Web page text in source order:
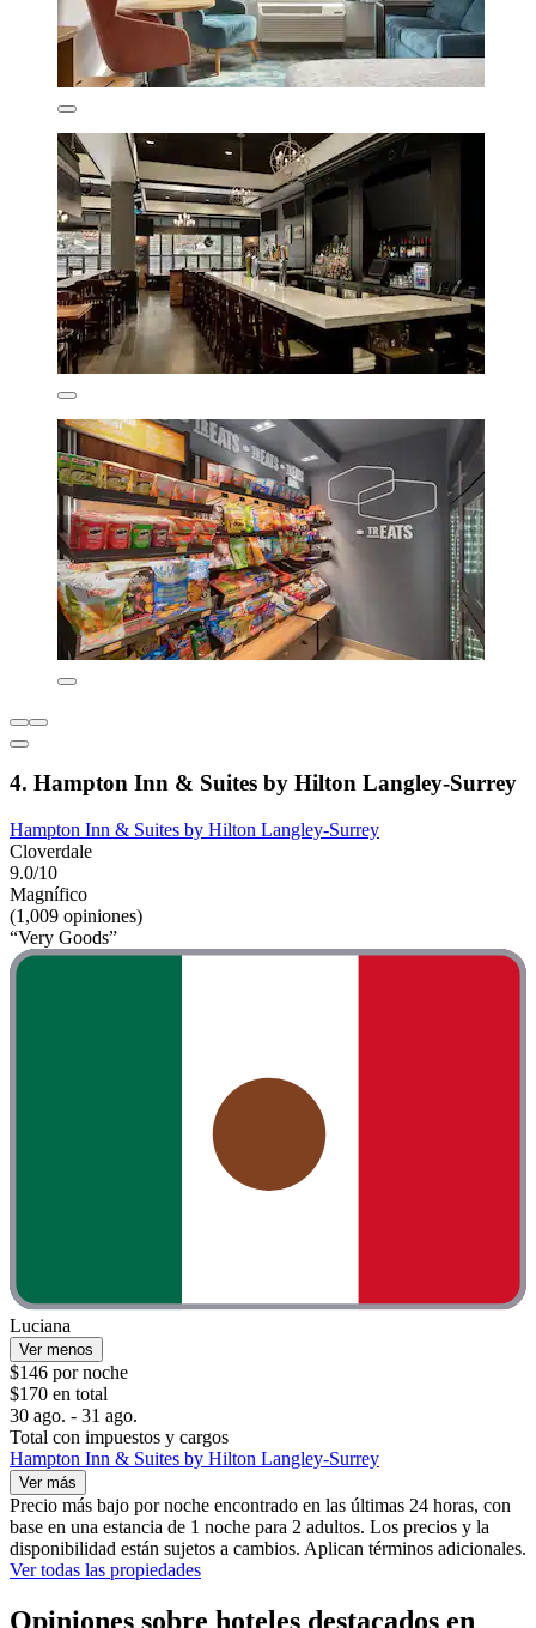
4. Hampton Inn & Suites by Hilton Langley-Surrey
Hampton Inn & Suites by Hilton Langley-Surrey
Cloverdale
9.0/10
Magnífico
(1,009 opiniones)
“Very Goods”
Luciana
Ver menos
$146 por noche
$170 en total
30 ago. - 31 ago.
Total con impuestos y cargos
Hampton Inn & Suites by Hilton Langley-Surrey
Ver más
Precio más bajo por noche encontrado en las últimas 24 horas, con
base en una estancia de 1 noche para 2 adultos. Los precios y la
disponibilidad están sujetos a cambios. Aplican términos adicionales.
Ver todas las propiedades
Opiniones sobre hoteles destacados en